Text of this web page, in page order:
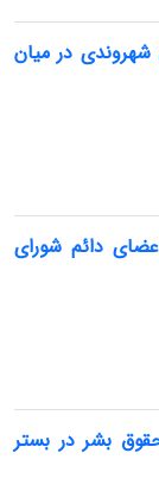
در میان
دائم شورای
بشر در بستر